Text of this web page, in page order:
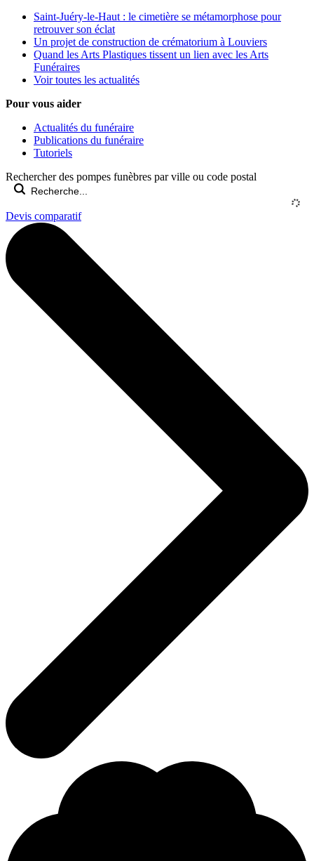
Saint-Juéry-le-Haut : le cimetière se métamorphose pour
retrouver son éclat
Un projet de construction de crématorium à Louviers
Quand les Arts Plastiques tissent un lien avec les Arts
Funéraires
Voir toutes les actualités
Pour vous aider
Actualités du funéraire
Publications du funéraire
Tutoriels
Rechercher des pompes funèbres par ville ou code postal
Devis comparatif